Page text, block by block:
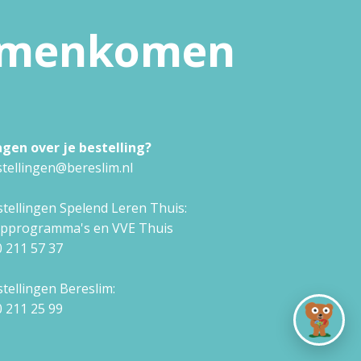
over je bestelling?
Spelend Leren Thuis:
en VVE Thuis
211 57 37
Bereslim:
211 25 99